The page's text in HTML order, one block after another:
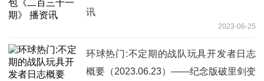
讯
2023-06-25
环球热门:不定期的战队玩具开发者日志
概要（2023.06.23）——纪念版破里剑变